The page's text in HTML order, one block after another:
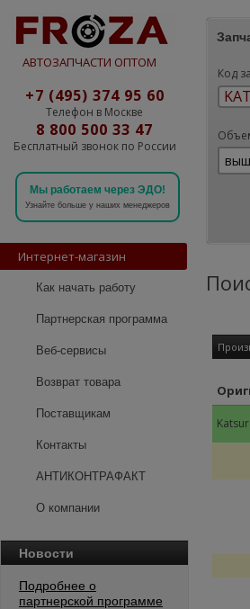
АВТОЗАПЧАСТИ ОПТОМ
+7 (495) 374 95 60
Телефон в Москве
8 800 500 33 47
Бесплатный звонок по России
Мы работаем через ЭДО!
Узнайте больше у наших менеджеров
Интернет-магазин
Как начать работу
Партнерская программа
Веб-сервисы
Возврат товара
Поставщикам
Контакты
АНТИКОНТРАФАКТ
О компании
Новости
Подробнее о
партнерской программе
Код